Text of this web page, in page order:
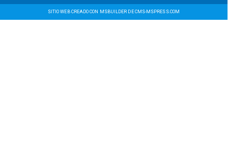
SITIO WEB CREADO CON MSBUILDER DE CMS-MSPRESS.COM